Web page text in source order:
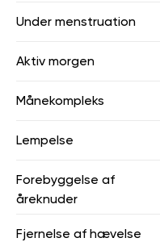
Under menstruation
Aktiv morgen
Månekompleks
Lempelse
Forebyggelse af
åreknuder
Fjernelse af hævelse